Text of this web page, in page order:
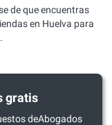
de que encuentras
en Huelva para
gratis
deAbogados